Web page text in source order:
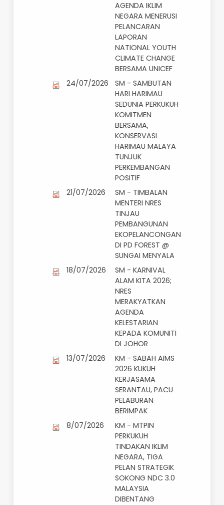
28/07/2026
SM - NRES
PERKUKUH PERANAN
BELIA DALAM
AGENDA IKLIM
NEGARA MENERUSI
PELANCARAN
LAPORAN
NATIONAL YOUTH
CLIMATE CHANGE
BERSAMA UNICEF
24/07/2026
SM - SAMBUTAN
HARI HARIMAU
SEDUNIA PERKUKUH
KOMITMEN
BERSAMA,
KONSERVASI
HARIMAU MALAYA
TUNJUK
PERKEMBANGAN
POSITIF
21/07/2026
SM - TIMBALAN
TINJAU
PEMBANGUNAN
EKOPELANCONGAN
DI PD FOREST @
SUNGAI MENYALA
18/07/2026
SM - KARNIVAL
NRES
MERAKYATKAN
AGENDA
KELESTARIAN
KEPADA KOMUNITI
DI JOHOR
13/07/2026 KM - SABAH AIMS
2026 KUKUH
KERJASAMA
SERANTAU, PACU
PELABURAN
BERIMPAK